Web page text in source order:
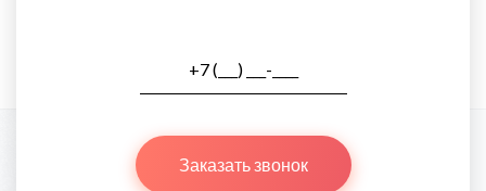
Заказать звонок